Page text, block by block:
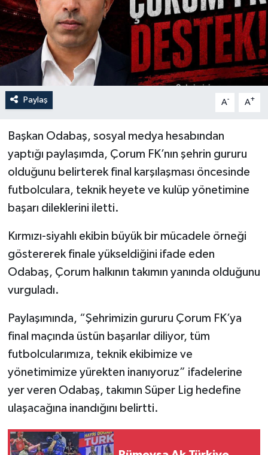
Paylaş A- A+
Başkan Odabaş, sosyal medya hesabından
yaptığı paylaşımda, Çorum FK’nın şehrin gururu
olduğunu belirterek final karşılaşması öncesinde
futbolculara, teknik heyete ve kulüp yönetimine
başarı dileklerini iletti.
Kırmızı-siyahlı ekibin büyük bir mücadele örneği
göstererek finale yükseldiğini ifade eden
Odabaş, Çorum halkının takımın yanında olduğunu
vurguladı.
Paylaşımında, “Şehrimizin gururu Çorum FK’ya
final maçında üstün başarılar diliyor, tüm
futbolcularımıza, teknik ekibimize ve
yönetimimize yürekten inanıyoruz” ifadelerine
yer veren Odabaş, takımın Süper Lig hedefine
ulaşacağına inandığını belirtti.